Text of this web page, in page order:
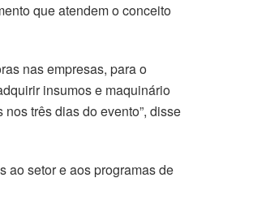
que atendem o conceito
nas empresas, para o
insumos e maquinário
três dias do evento”, disse
ao setor e aos programas de